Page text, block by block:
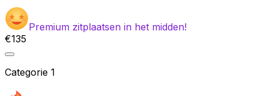
Premium zitplaatsen in het midden!
€135
Categorie 1